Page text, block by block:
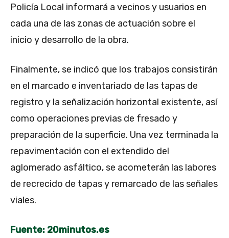
Policía Local informará a vecinos y usuarios en
cada una de las zonas de actuación sobre el
inicio y desarrollo de la obra.
Finalmente, se indicó que los trabajos consistirán
en el marcado e inventariado de las tapas de
registro y la señalización horizontal existente, así
como operaciones previas de fresado y
preparación de la superficie. Una vez terminada la
repavimentación con el extendido del
aglomerado asfáltico, se acometerán las labores
de recrecido de tapas y remarcado de las señales
viales.
Fuente: 20minutos.es